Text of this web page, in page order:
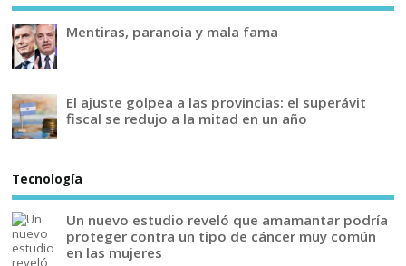
Mentiras, paranoia y mala fama
El ajuste golpea a las provincias: el superávit
fiscal se redujo a la mitad en un año
Tecnología
Un nuevo estudio reveló que amamantar podría
proteger contra un tipo de cáncer muy común
en las mujeres